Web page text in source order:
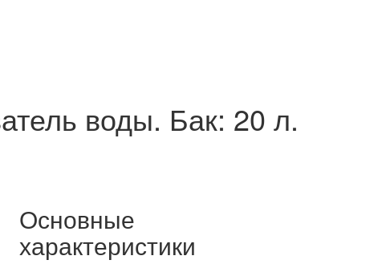
воды. Бак: 20 л.
Основные
характеристики